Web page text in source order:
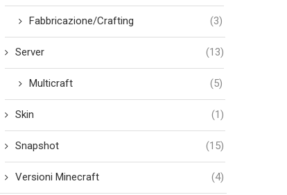
ottenere lo Spooky
skin set su...
Ottobre 16, 2021
Come guadagnare soldi
Minecraft
Ottobre 13, 2021
Fabbricazione/Crafting (3)
Server (13)
Multicraft (5)
Skin (1)
Snapshot (15)
Versioni Minecraft (4)